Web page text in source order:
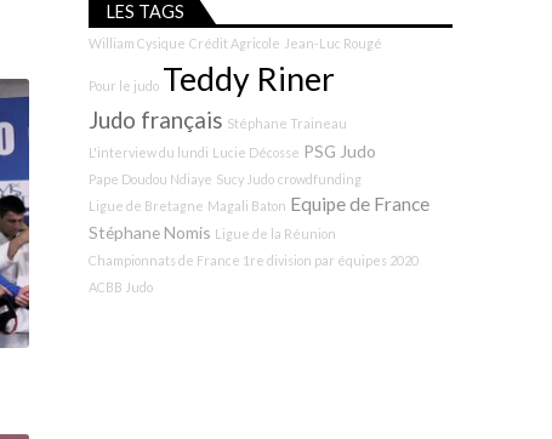
LES TAGS
William Cysique Crédit Agricole Jean-Luc Rougé
Pour le judo Teddy Riner
Judo français Stéphane Traineau
L'interview du lundi Lucie Décosse PSG Judo
Pape Doudou Ndiaye Sucy Judo crowdfunding
Ligue de Bretagne Magali Baton Equipe de France
Stéphane Nomis Ligue de la Réunion
Championnats de France 1re division par équipes 2020
ACBB Judo